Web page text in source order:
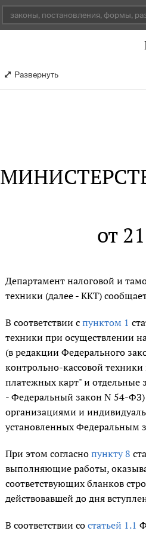
Развернуть
от
Департамент налоговой и
техники (далее - ККТ)
В соответствии с пунктом 1
техники при осуществлении
(в редакции Федерального
контрольно-кассовой
платежных карт" и отдельные
- Федеральный закон N 54-ФЗ)
организациями и
установленных Федеральным
При этом согласно пункту 8
выполняющие работы,
соответствующих бланков
действовавшей до дня
В соответствии со статьей 1.1